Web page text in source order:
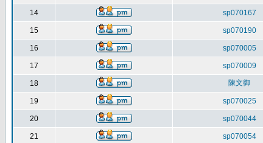
14 sp070167
15 sp070190
16 sp070005
17 sp070009
18 陳文御
19 sp070025
20 sp070044
21 sp070054